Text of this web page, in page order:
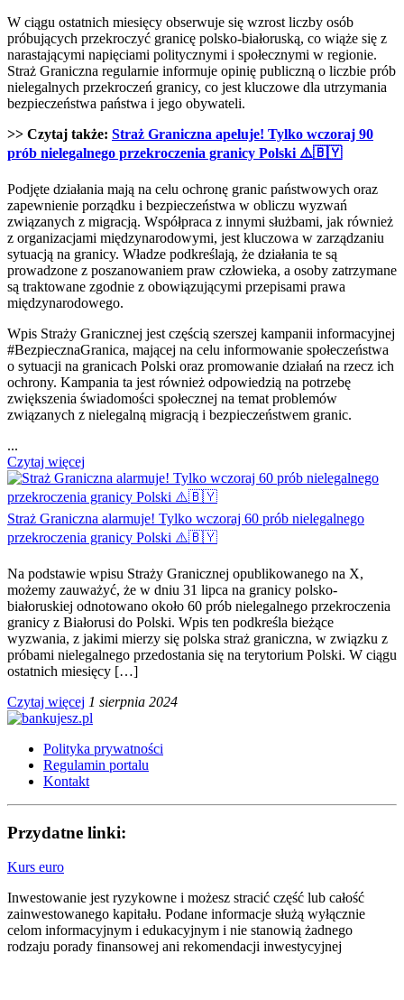
W ciągu ostatnich miesięcy obserwuje się wzrost liczby osób
próbujących przekroczyć granicę polsko-białoruską, co wiąże się z
narastającymi napięciami politycznymi i społecznymi w regionie.
Straż Graniczna regularnie informuje opinię publiczną o liczbie prób
nielegalnych przekroczeń granicy, co jest kluczowe dla utrzymania
bezpieczeństwa państwa i jego obywateli.
>> Czytaj także: Straż Graniczna apeluje! Tylko wczoraj 90
prób nielegalnego przekroczenia granicy Polski ⚠️🇧🇾
Podjęte działania mają na celu ochronę granic państwowych oraz
zapewnienie porządku i bezpieczeństwa w obliczu wyzwań
związanych z migracją. Współpraca z innymi służbami, jak również
z organizacjami międzynarodowymi, jest kluczowa w zarządzaniu
sytuacją na granicy. Władze podkreślają, że działania te są
prowadzone z poszanowaniem praw człowieka, a osoby zatrzymane
są traktowane zgodnie z obowiązującymi przepisami prawa
międzynarodowego.
Wpis Straży Granicznej jest częścią szerszej kampanii informacyjnej
#BezpiecznaGranica, mającej na celu informowanie społeczeństwa
o sytuacji na granicach Polski oraz promowanie działań na rzecz ich
ochrony. Kampania ta jest również odpowiedzią na potrzebę
zwiększenia świadomości społecznej na temat problemów
związanych z nielegalną migracją i bezpieczeństwem granic.
...
Czytaj więcej
Straż Graniczna alarmuje! Tylko wczoraj 60 prób nielegalnego
przekroczenia granicy Polski ⚠️🇧🇾
Na podstawie wpisu Straży Granicznej opublikowanego na X,
możemy zauważyć, że w dniu 31 lipca na granicy polsko-
białoruskiej odnotowano około 60 prób nielegalnego przekroczenia
granicy z Białorusi do Polski. Wpis ten podkreśla bieżące
wyzwania, z jakimi mierzy się polska straż graniczna, w związku z
próbami nielegalnego przedostania się na terytorium Polski. W ciągu
ostatnich miesięcy […]
Czytaj więcej 1 sierpnia 2024
Polityka prywatności
Regulamin portalu
Kontakt
Przydatne linki:
Kurs euro
Inwestowanie jest ryzykowne i możesz stracić część lub całość
zainwestowanego kapitału. Podane informacje służą wyłącznie
celom informacyjnym i edukacyjnym i nie stanowią żadnego
rodzaju porady finansowej ani rekomendacji inwestycyjnej